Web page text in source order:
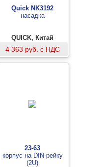
Quick NK3192
насадка
QUICK, Китай
4 363 руб. с НДС
23-63
корпус на DIN-рейку
(2U)